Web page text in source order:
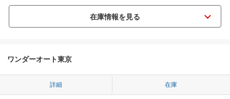
ワンダーオート東京
詳細 在庫